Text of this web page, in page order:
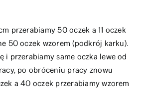
przerabiamy 50 oczek a 11 oczek
50 oczek wzorem (podkrój karku).
i przerabiamy same oczka lewe od
po obróceniu pracy znowu
a 40 oczek przerabiamy wzorem